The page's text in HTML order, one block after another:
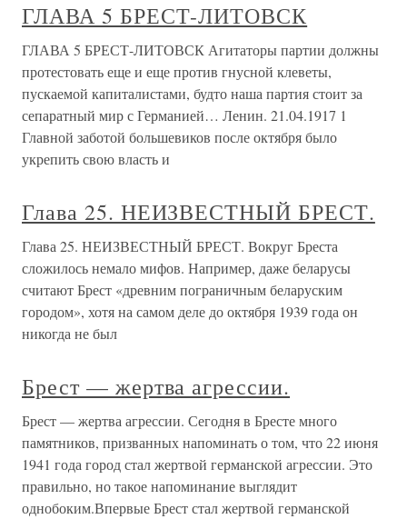
ГЛАВА 5 БРЕСТ-ЛИТОВСК
ГЛАВА 5 БРЕСТ-ЛИТОВСК Агитаторы партии должны
протестовать еще и еще против гнусной клеветы,
пускаемой капиталистами, будто наша партия стоит за
сепаратный мир с Германией… Ленин. 21.04.1917 1
Главной заботой большевиков после октября было
укрепить свою власть и
Глава 25. НЕИЗВЕСТНЫЙ БРЕСТ.
Глава 25. НЕИЗВЕСТНЫЙ БРЕСТ. Вокруг Бреста
сложилось немало мифов. Например, даже беларусы
считают Брест «древним пограничным беларуским
городом», хотя на самом деле до октября 1939 года он
никогда не был
Брест — жертва агрессии.
Брест — жертва агрессии. Сегодня в Бресте много
памятников, призванных напоминать о том, что 22 июня
1941 года город стал жертвой германской агрессии. Это
правильно, но такое напоминание выглядит
однобоким.Впервые Брест стал жертвой германской